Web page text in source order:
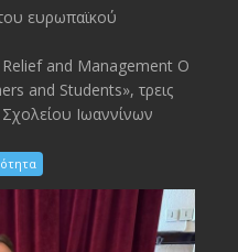
ευρωπαϊκού
Relief and Management O
and Students», τρεις
Ιωαννίνων